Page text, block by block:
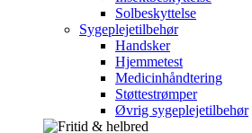
Solbeskyttelse
Sygeplejetilbehør
Handsker
Hjemmetest
Medicinhåndtering
Støttestrømper
Øvrig sygeplejetilbehør